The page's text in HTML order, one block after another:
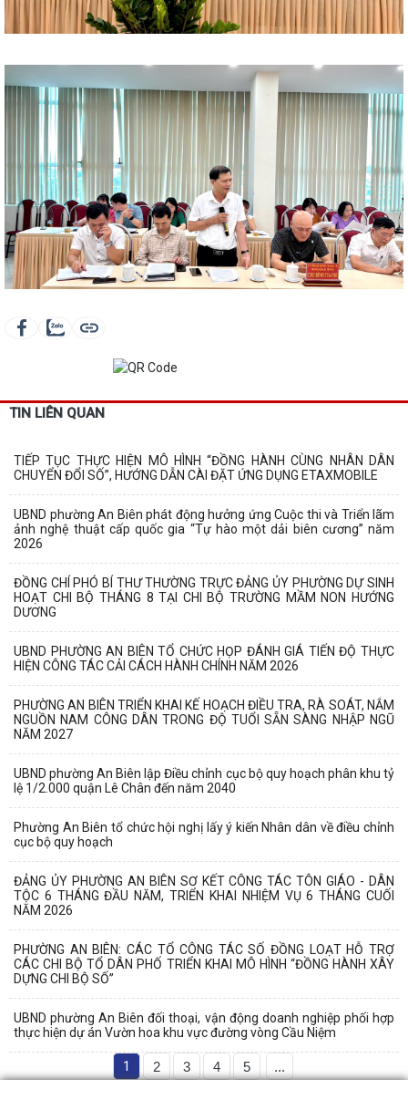
TIN LIÊN QUAN
TIẾP TỤC THỰC HIỆN MÔ HÌNH “ĐỒNG HÀNH CÙNG NHÂN DÂN
CHUYỂN ĐỔI SỐ”, HƯỚNG DẪN CÀI ĐẶT ỨNG DỤNG ETAXMOBILE
UBND phường An Biên phát động hưởng ứng Cuộc thi và Triển lãm
ảnh nghệ thuật cấp quốc gia “Tự hào một dải biên cương” năm
2026
ĐỒNG CHÍ PHÓ BÍ THƯ THƯỜNG TRỰC ĐẢNG ỦY PHƯỜNG DỰ SINH
HOẠT CHI BỘ THÁNG 8 TẠI CHI BỘ TRƯỜNG MẦM NON HƯỚNG
DƯƠNG
UBND PHƯỜNG AN BIÊN TỔ CHỨC HỌP ĐÁNH GIÁ TIẾN ĐỘ THỰC
HIỆN CÔNG TÁC CẢI CÁCH HÀNH CHÍNH NĂM 2026
PHƯỜNG AN BIÊN TRIỂN KHAI KẾ HOẠCH ĐIỀU TRA, RÀ SOÁT, NẮM
NGUỒN NAM CÔNG DÂN TRONG ĐỘ TUỔI SẴN SÀNG NHẬP NGŨ
NĂM 2027
UBND phường An Biên lập Điều chỉnh cục bộ quy hoạch phân khu tỷ
lệ 1/2.000 quận Lê Chân đến năm 2040
Phường An Biên tổ chức hội nghị lấy ý kiến Nhân dân về điều chỉnh
cục bộ quy hoạch
ĐẢNG ỦY PHƯỜNG AN BIÊN SƠ KẾT CÔNG TÁC TÔN GIÁO - DÂN
TỘC 6 THÁNG ĐẦU NĂM, TRIỂN KHAI NHIỆM VỤ 6 THÁNG CUỐI
NĂM 2026
PHƯỜNG AN BIÊN: CÁC TỔ CÔNG TÁC SỐ ĐỒNG LOẠT HỖ TRỢ
CÁC CHI BỘ TỔ DÂN PHỐ TRIỂN KHAI MÔ HÌNH “ĐỒNG HÀNH XÂY
DỰNG CHI BỘ SỐ”
UBND phường An Biên đối thoại, vận động doanh nghiệp phối hợp
thực hiện dự án Vườn hoa khu vực đường vòng Cầu Niệm
1 2 3 4 5 ...